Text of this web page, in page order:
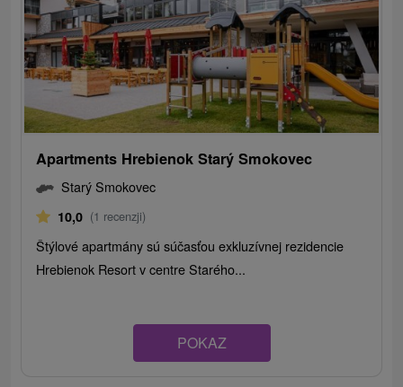
Apartments Hrebienok Starý Smokovec
Starý Smokovec
10,0 (1 recenzji)
Štýlové apartmány sú súčasťou exkluzívnej rezidencie
Hrebienok Resort v centre Starého...
POKAZ